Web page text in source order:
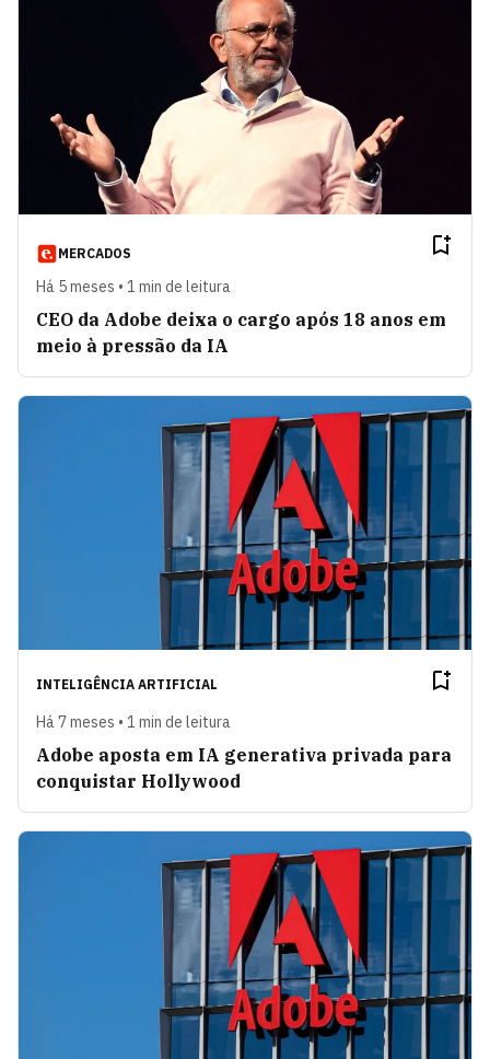
MERCADOS
Há 5 meses • 1 min de leitura
CEO da Adobe deixa o cargo após 18 anos em
meio à pressão da IA
INTELIGÊNCIA ARTIFICIAL
Há 7 meses • 1 min de leitura
Adobe aposta em IA generativa privada para
conquistar Hollywood